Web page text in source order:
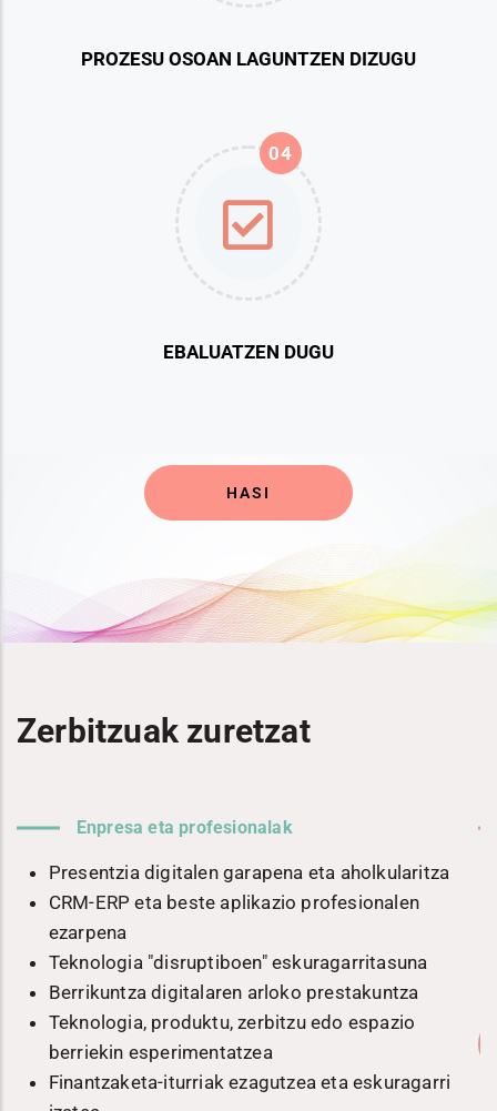
PROZESU OSOAN LAGUNTZEN DIZUGU
04
EBALUATZEN DUGU
HASI
Zerbitzuak zuretzat
Enpresa eta profesionalak
Presentzia digitalen garapena eta aholkularitza
CRM-ERP eta beste aplikazio profesionalen
ezarpena
Teknologia "disruptiboen" eskuragarritasuna
Berrikuntza digitalaren arloko prestakuntza
Teknologia, produktu, zerbitzu edo espazio
berriekin esperimentatzea
Finantzaketa-iturriak ezagutzea eta eskuragarri